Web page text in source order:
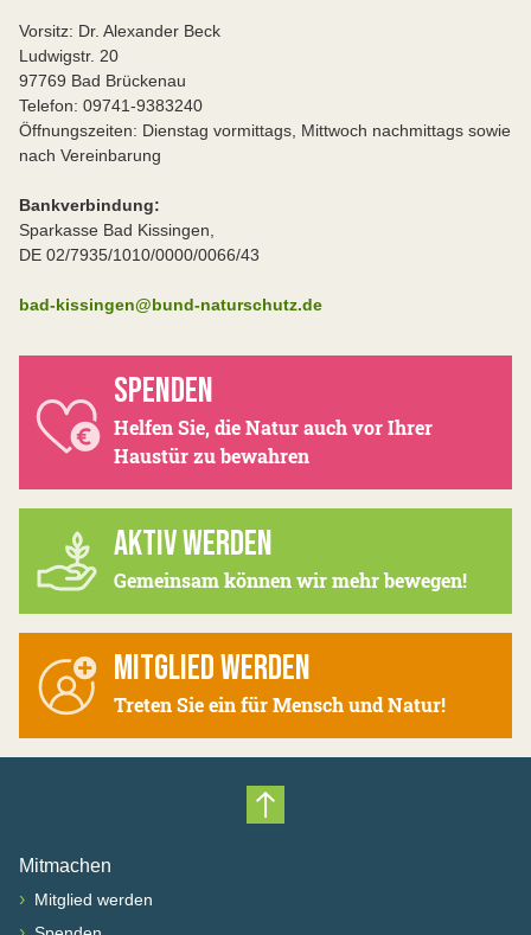
Vorsitz: Dr. Alexander Beck
Ludwigstr. 20
97769 Bad Brückenau
Telefon: 09741-9383240
Öffnungszeiten: Dienstag vormittags, Mittwoch nachmittags sowie
nach Vereinbarung
Bankverbindung:
Sparkasse Bad Kissingen,
DE 02/7935/1010/0000/0066/43
bad-kissingen@bund-naturschutz.de
SPENDEN
Helfen Sie, die Natur auch vor Ihrer
Haustür zu bewahren
AKTIV WERDEN
Gemeinsam können wir mehr bewegen!
MITGLIED WERDEN
Treten Sie ein für Mensch und Natur!
Nach oben scrollen
Mitmachen
› Mitglied werden